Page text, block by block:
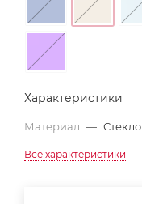
Характеристики
Материал — Стекло
Все характеристики